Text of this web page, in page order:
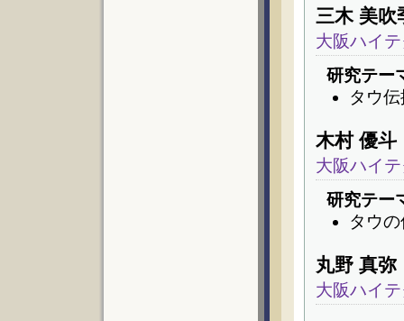
三木 美吹
大阪ハイ
研究テー
タウ
木村 優斗
大阪ハイ
研究テー
タウ
丸野 真弥
大阪ハイ